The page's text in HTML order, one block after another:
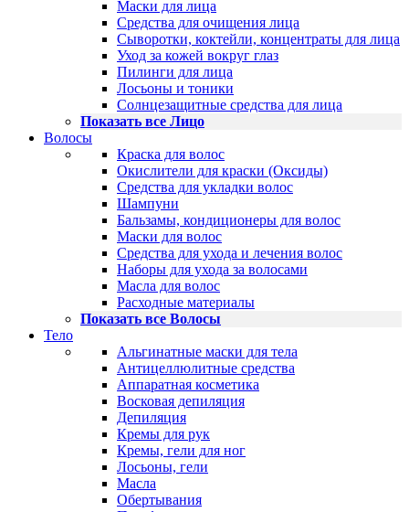
Маски для лица
Средства для очищения лица
Сыворотки, коктейли, концентраты для лица
Уход за кожей вокруг глаз
Пилинги для лица
Лосьоны и тоники
Солнцезащитные средства для лица
Показать все Лицо
Волосы
Краска для волос
Окислители для краски (Оксиды)
Средства для укладки волос
Шампуни
Бальзамы, кондиционеры для волос
Маски для волос
Средства для ухода и лечения волос
Наборы для ухода за волосами
Масла для волос
Расходные материалы
Показать все Волосы
Тело
Альгинатные маски для тела
Антицеллюлитные средства
Аппаратная косметика
Восковая депиляция
Депиляция
Кремы для рук
Кремы, гели для ног
Лосьоны, гели
Масла
Обертывания